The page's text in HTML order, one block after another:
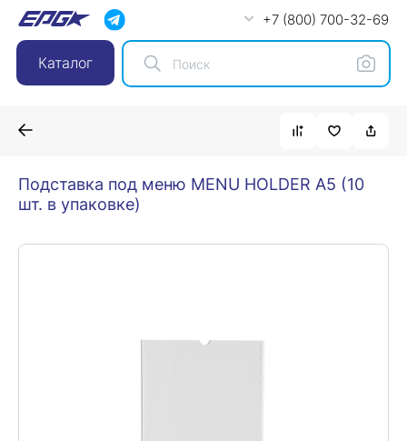
+7 (800) 700-32-69
Каталог
Подставка под меню MENU HOLDER А5 (10
шт. в упаковке)